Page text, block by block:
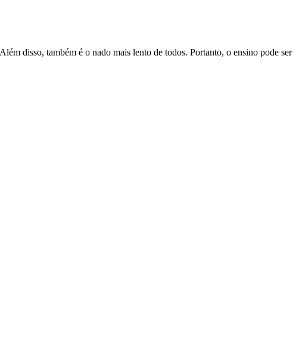
disso, também é o nado mais lento de todos. Portanto, o ensino pode ser